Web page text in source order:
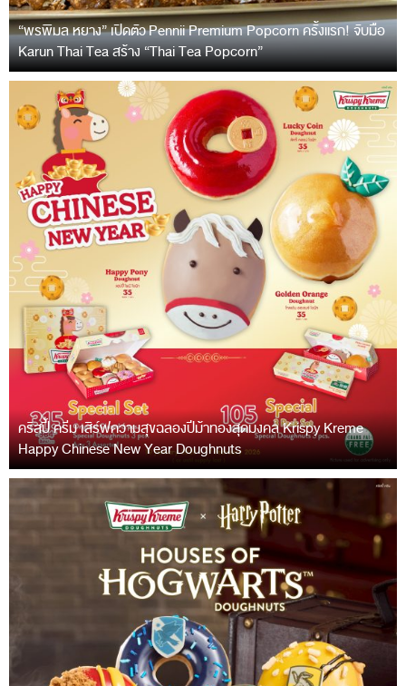
“พรพิมล หยาง” เปิดตัว Pennii Premium Popcorn ครั้งแรก! จับมือ
Karun Thai Tea สร้าง “Thai Tea Popcorn”
คริสปี้ ครีม เสิร์ฟความสุขฉลองปีม้าทองสุดมงคล Krispy Kreme
Happy Chinese New Year Doughnuts